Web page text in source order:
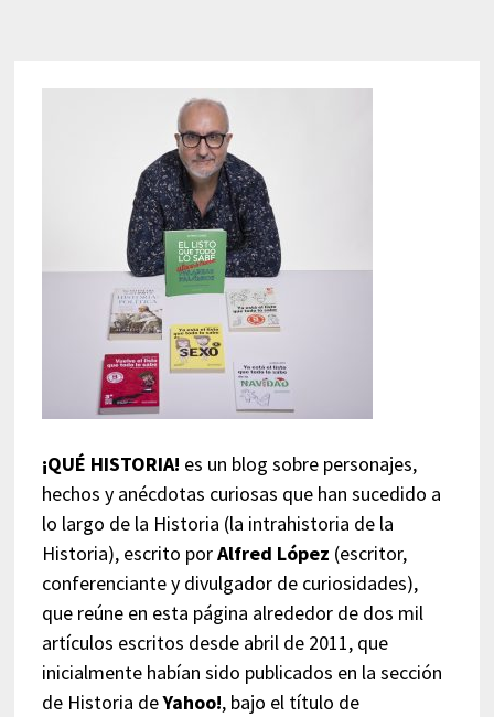
¡QUÉ HISTORIA! es un blog sobre personajes,
hechos y anécdotas curiosas que han sucedido a
lo largo de la Historia (la intrahistoria de la
Historia), escrito porAlfred López (escritor,
conferenciante y divulgador de curiosidades),
que reúne en esta página alrededor de dos mil
artículos escritos desde abril de 2011, que
inicialmente habían sido publicados en la sección
de Historia deYahoo!, bajo el título de